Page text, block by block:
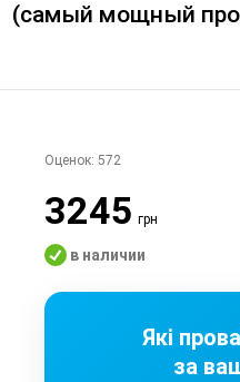
(самый мощный
Оценок: 572
3245грн
в наличии
Які
за